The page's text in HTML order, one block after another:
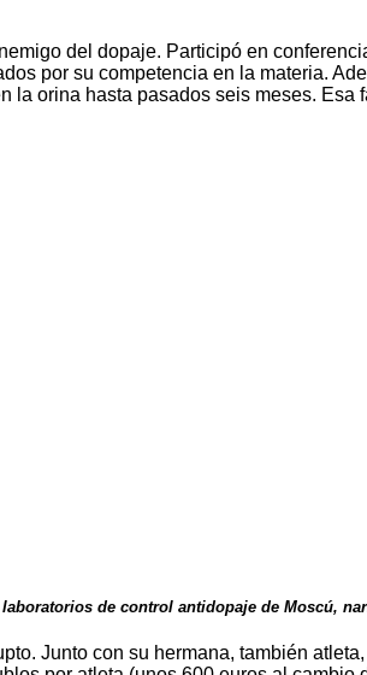
del dopaje. Participó en
por su competencia en la materia.
orina hasta pasados seis meses. Esa
de control antidopaje de Moscú,
Junto con su hermana, también